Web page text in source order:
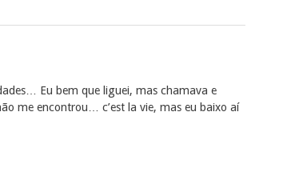
Eu bem que liguei, mas chamava e
me encontrou… c’est la vie, mas eu baixo aí